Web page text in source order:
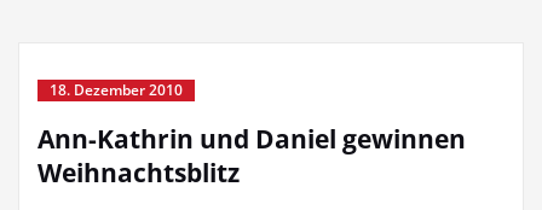
18. Dezember 2010
Ann-Kathrin und Daniel gewinnen
Weihnachtsblitz